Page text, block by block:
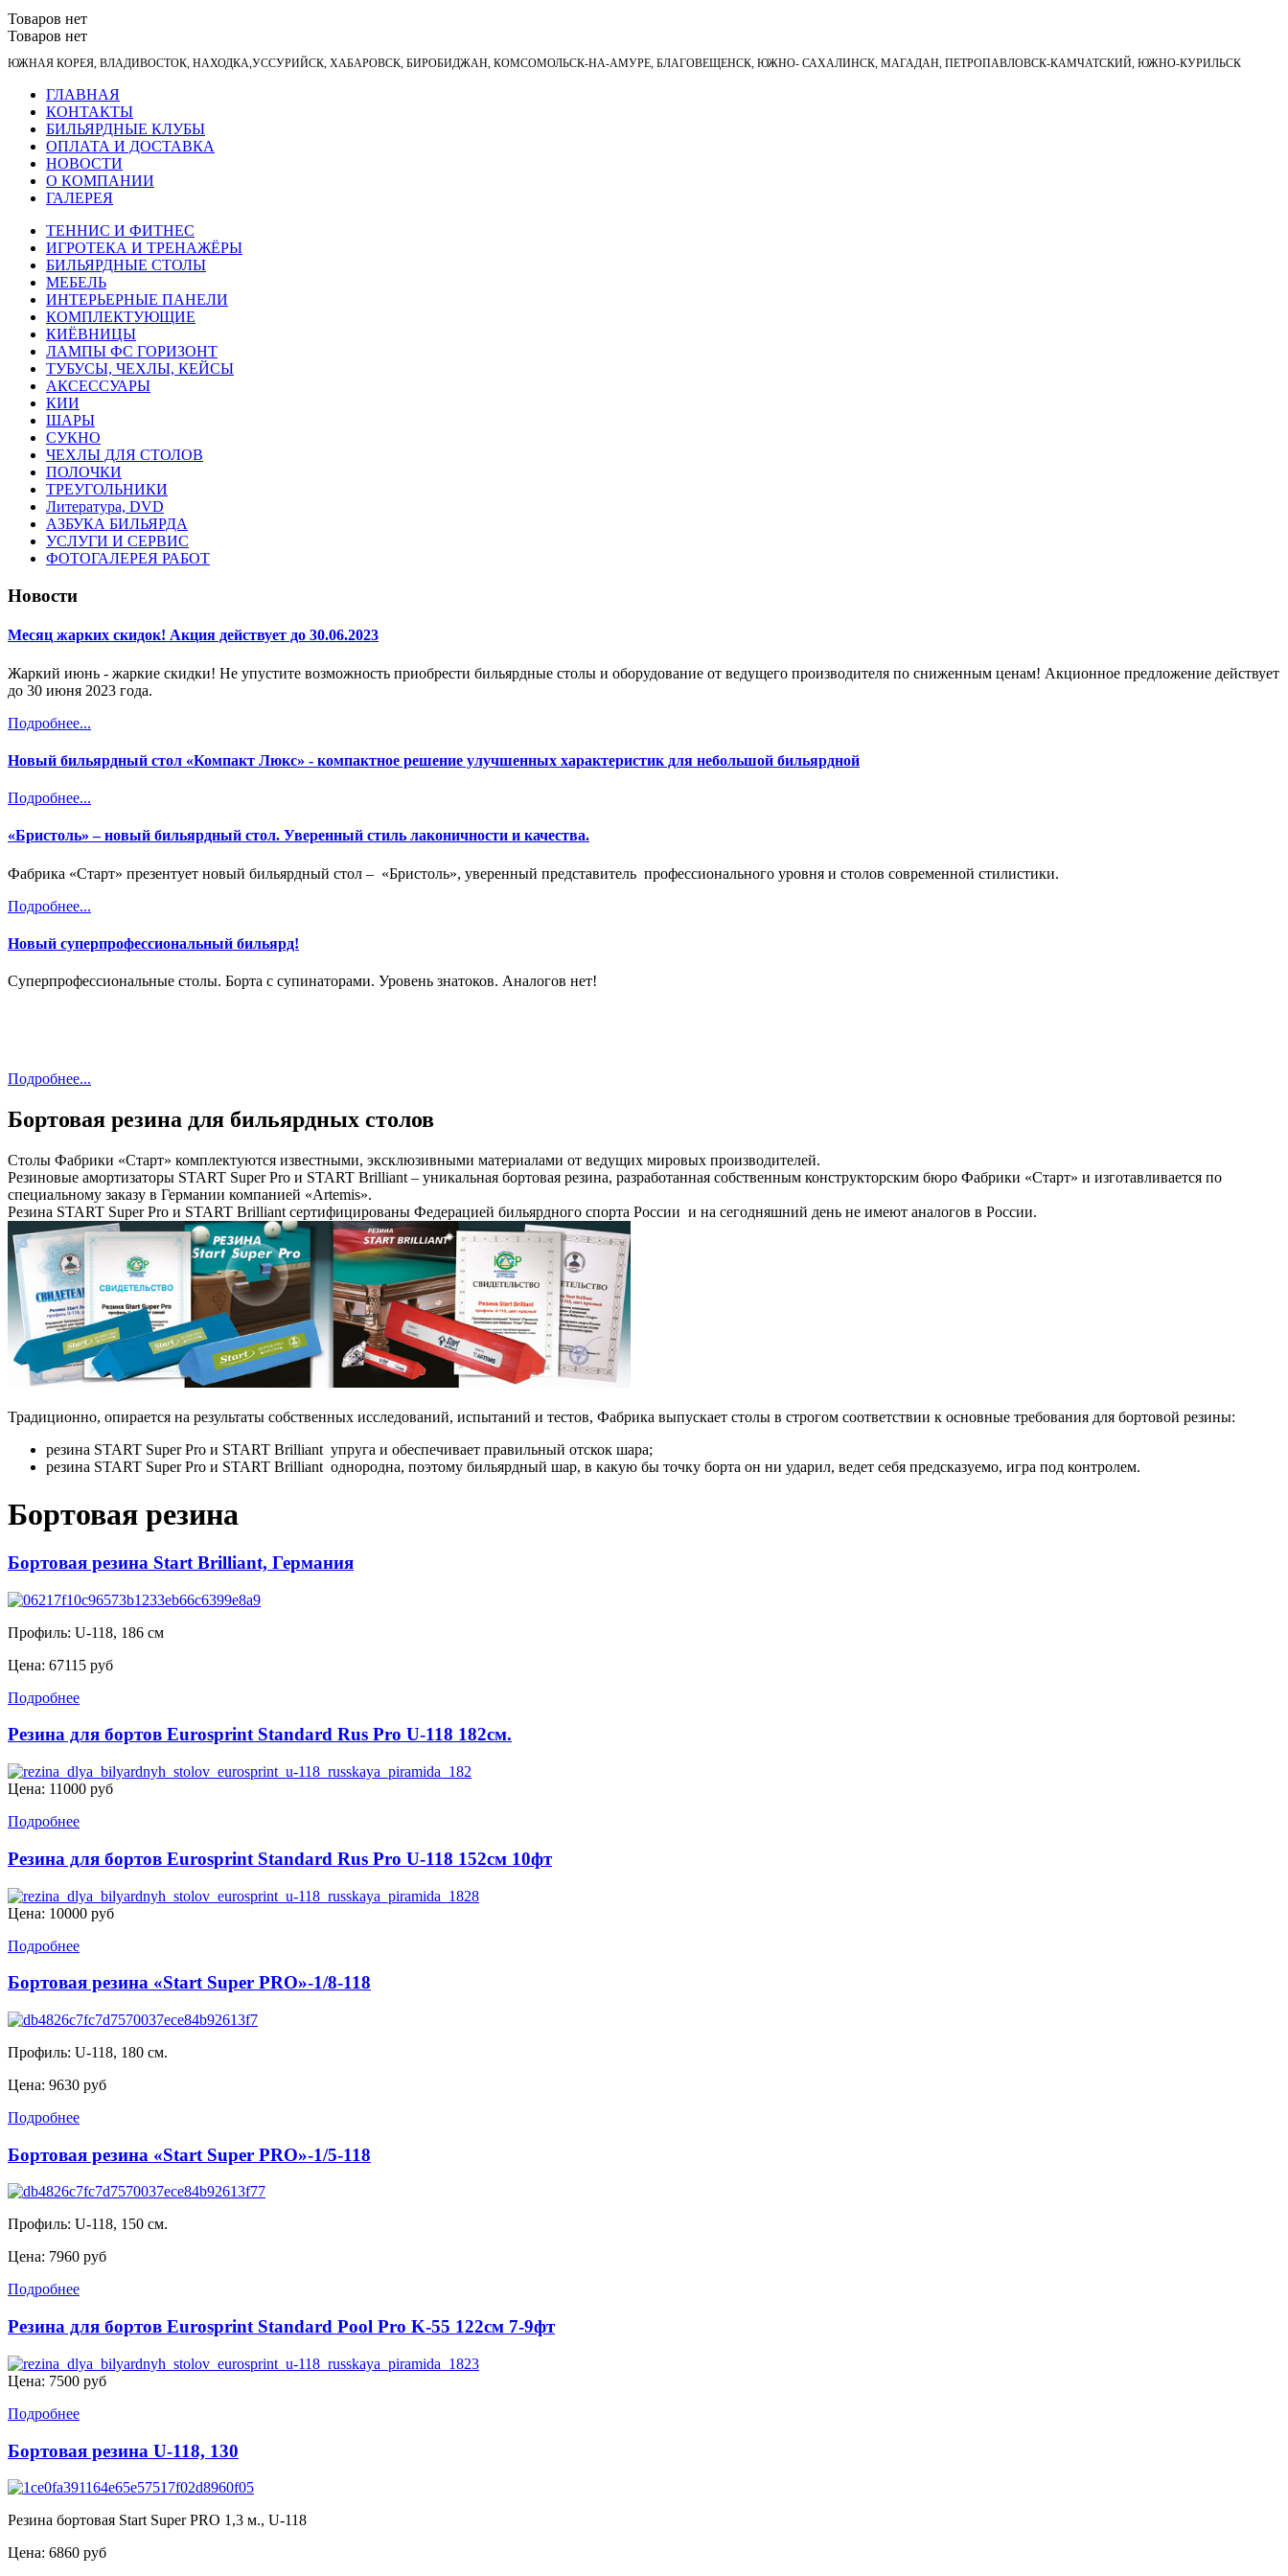
Товаров нет
Товаров нет
ЮЖНАЯ КОРЕЯ, ВЛАДИВОСТОК, НАХОДКА,УССУРИЙСК, ХАБАРОВСК, БИРОБИДЖАН, КОМСОМОЛЬСК-НА-АМУРЕ, БЛАГОВЕЩЕНСК, ЮЖНО- САХАЛИНСК, МАГАДАН, ПЕТРОПАВЛОВСК-КАМЧАТСКИЙ, ЮЖНО-КУРИЛЬСК
ГЛАВНАЯ
КОНТАКТЫ
БИЛЬЯРДНЫЕ КЛУБЫ
ОПЛАТА И ДОСТАВКА
НОВОСТИ
О КОМПАНИИ
ГАЛЕРЕЯ
ТЕННИС И ФИТНЕС
ИГРОТЕКА И ТРЕНАЖЁРЫ
БИЛЬЯРДНЫЕ СТОЛЫ
МЕБЕЛЬ
ИНТЕРЬЕРНЫЕ ПАНЕЛИ
КОМПЛЕКТУЮЩИЕ
КИЁВНИЦЫ
ЛАМПЫ ФС ГОРИЗОНТ
ТУБУСЫ, ЧЕХЛЫ, КЕЙСЫ
АКСЕССУАРЫ
КИИ
ШАРЫ
СУКНО
ЧЕХЛЫ ДЛЯ СТОЛОВ
ПОЛОЧКИ
ТРЕУГОЛЬНИКИ
Литература, DVD
АЗБУКА БИЛЬЯРДА
УСЛУГИ И СЕРВИС
ФОТОГАЛЕРЕЯ РАБОТ
Новости
Месяц жарких скидок! Акция действует до 30.06.2023
Жаркий июнь - жаркие скидки! Не упустите возможность приобрести бильярдные столы и оборудование от ведущего производителя по сниженным ценам! Акционное предложение действует
до 30 июня 2023 года.
Подробнее...
Новый бильярдный стол «Компакт Люкс» - компактное решение улучшенных характеристик для небольшой бильярдной
Подробнее...
«Бристоль» – новый бильярдный стол. Уверенный стиль лаконичности и качества.
Фабрика «Старт» презентует новый бильярдный стол – «Бристоль», уверенный представитель профессионального уровня и столов современной стилистики.
Подробнее...
Новый суперпрофессиональный бильярд!
Суперпрофессиональные столы. Борта с супинаторами. Уровень знатоков. Аналогов нет!
Подробнее...
Бортовая резина для бильярдных столов
Столы Фабрики «Старт» комплектуются известными, эксклюзивными материалами от ведущих мировых производителей.
Резиновые амортизаторы START Super Pro и START Brilliant – уникальная бортовая резина, разработанная собственным конструкторским бюро Фабрики «Старт» и изготавливается по
специальному заказу в Германии компанией «Artemis».
Резина START Super Pro и START Brilliant сертифицированы Федерацией бильярдного спорта России и на сегодняшний день не имеют аналогов в России.
Традиционно, опирается на результаты собственных исследований, испытаний и тестов, Фабрика выпускает столы в строгом соответствии к основные требования для бортовой резины:
резина START Super Pro и START Brilliant упруга и обеспечивает правильный отскок шара;
резина START Super Pro и START Brilliant однородна, поэтому бильярдный шар, в какую бы точку борта он ни ударил, ведет себя предсказуемо, игра под контролем.
Бортовая резина
Бортовая резина Start Brilliant, Германия
Профиль: U-118, 186 см
Цена: 67115 руб
Подробнее
Резина для бортов Eurosprint Standard Rus Pro U-118 182см.
Цена: 11000 руб
Подробнее
Резина для бортов Eurosprint Standard Rus Pro U-118 152см 10фт
Цена: 10000 руб
Подробнее
Бортовая резина «Start Super PRO»-1/8-118
Профиль: U-118, 180 см.
Цена: 9630 руб
Подробнее
Бортовая резина «Start Super PRO»-1/5-118
Профиль: U-118, 150 см.
Цена: 7960 руб
Подробнее
Резина для бортов Eurosprint Standard Pool Pro K-55 122см 7-9фт
Цена: 7500 руб
Подробнее
Бортовая резина U-118, 130
Резина бортовая Start Super PRO 1,3 м., U-118
Цена: 6860 руб